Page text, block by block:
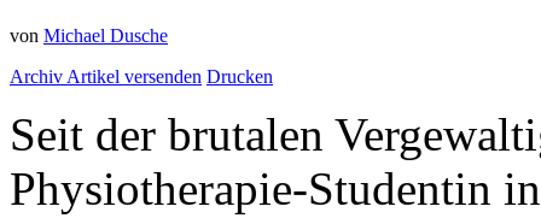
von Michael Dusche
Archiv Artikel versenden Drucken
Seit der brutalen
Physiotherapie-Studentin